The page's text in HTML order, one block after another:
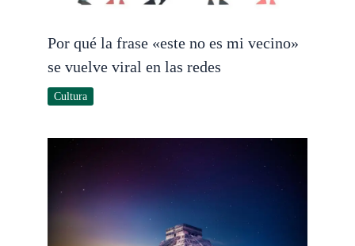
Por qué la frase «este no es mi vecino»
se vuelve viral en las redes
Cultura